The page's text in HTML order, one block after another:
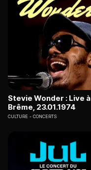
Stevie Wonder : Live à
Brême, 23.01.1974
CULTURE CONCERTS